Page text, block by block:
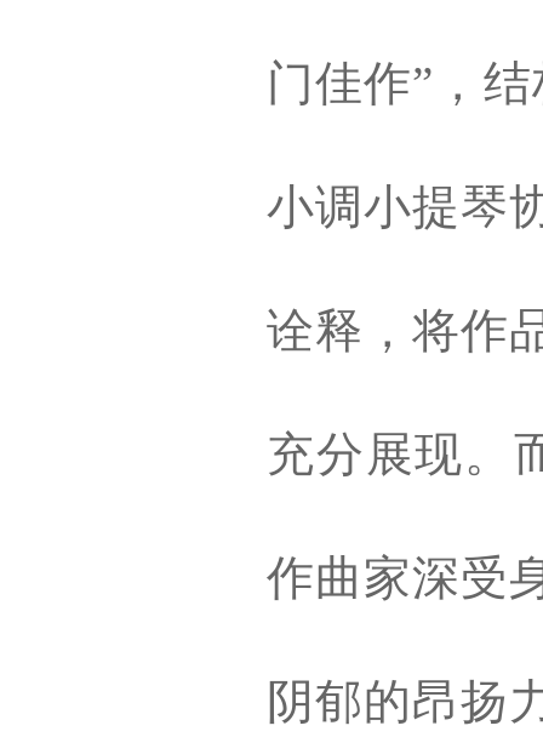
门佳作”，
小调小提琴
诠释，将作
充分展现。
作曲家深受
阴郁的昂扬